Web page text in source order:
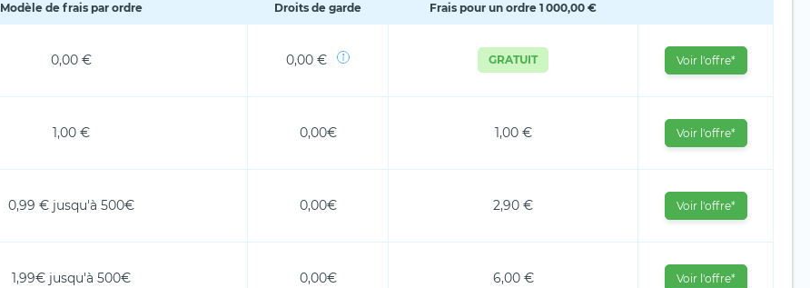
Modèle de frais par ordre Droits de garde Frais pour un ordre 1 000,00 €
0,00 € 0,00 € GRATUIT Voir l'offre*
1,00 € 0,00€ 1,00 € Voir l'offre*
0,99 € jusqu'à 500€ 0,00€ 2,90 € Voir l'offre*
1,99€ jusqu'à 500€ 0,00€ 6,00 € Voir l'offre*